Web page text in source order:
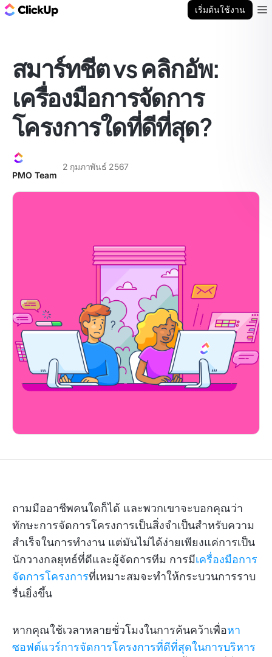
เริ่มต้นใช้งาน
สมาร์ทชีต vs คลิกอัพ:
เครื่องมือการจัดการ
โครงการใดที่ดีที่สุด?
PMO Team
2 กุมภาพันธ์ 2567
ถามมืออาชีพคนใดก็ได้ และพวกเขาจะบอกคุณว่า
ทักษะการจัดการโครงการเป็นสิ่งจำเป็นสำหรับความ
สำเร็จในการทำงาน แต่มันไม่ได้ง่ายเพียงแค่การเป็น
นักวางกลยุทธ์ที่ดีและผู้จัดการทีม การมีเครื่องมือการ
จัดการโครงการที่เหมาะสมจะทำให้กระบวนการราบ
รื่นยิ่งขึ้น
หากคุณใช้เวลาหลายชั่วโมงในการค้นคว้าเพื่อหา
ซอฟต์แวร์การจัดการโครงการที่ดีที่สุดในการบริหาร